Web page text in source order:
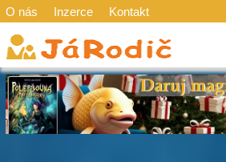
O nás Inzerce Kontakt